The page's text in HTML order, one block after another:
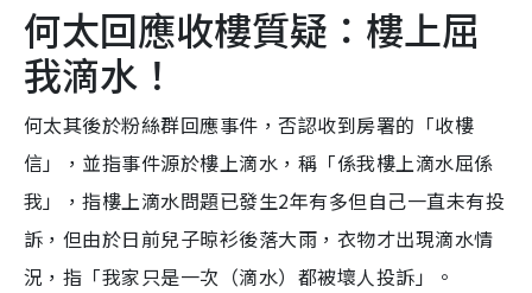
何太回應收樓質疑：樓上屈
我滴水！
何太其後於粉絲群回應事件，否認收到房署的「收樓
信」，並指事件源於樓上滴水，稱「係我樓上滴水屈係
我」，指樓上滴水問題已發生2年有多但自己一直未有投
訴，但由於日前兒子晾衫後落大雨，衣物才出現滴水情
況，指「我家只是一次（滴水）都被壞人投訴」。